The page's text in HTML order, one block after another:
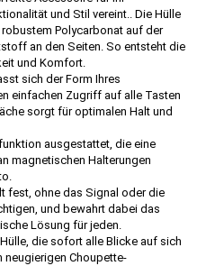
und Stil vereint.. Die Hülle
Polycarbonat auf der
an den Seiten. So entsteht die
und Komfort.
sich der Form Ihres
einfachen Zugriff auf alle Tasten
sorgt für optimalen Halt und
ausgestattet, die eine
magnetischen Halterungen
fest, ohne das Signal oder die
und bewahrt dabei das
Lösung für jeden.
die sofort alle Blicke auf sich
neugierigen Choupette-